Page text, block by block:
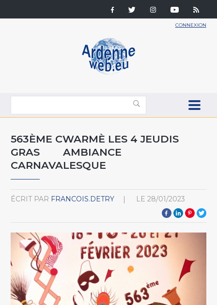
CONNEXION
563ÈME CWARMÈ LES 4 JEUDIS
GRAS AMBIANCE
CARNAVALESQUE
ÉCRIT PAR FRANCOIS.DETRY LE 28/01/2023